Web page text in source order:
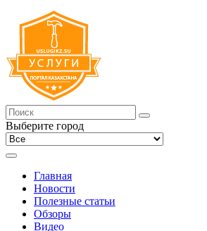
Выберите город
Главная
Новости
Полезные статьи
Обзоры
Видео